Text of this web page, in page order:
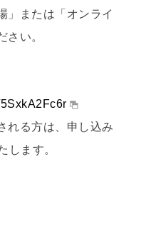
または「オンライ
さい。
る方は、申し込み
します。